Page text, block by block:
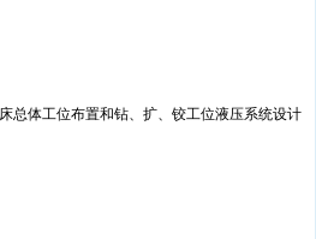
总体工位布置和钻、扩、铰工位液压系统设计